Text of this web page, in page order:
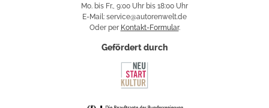
Mo. bis Fr., 9:00 Uhr bis 18:00 Uhr
E-Mail: service@autorenwelt.de
Oder per Kontakt-Formular.
Gefördert durch